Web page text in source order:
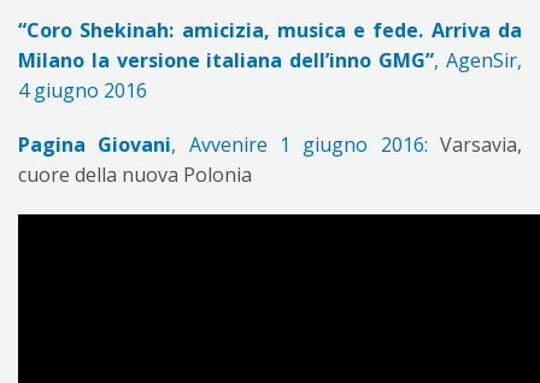
“Coro Shekinah: amicizia, musica e fede. Arriva da
Milano la versione italiana dell’inno GMG”, AgenSir,
4 giugno 2016
Pagina Giovani, Avvenire 1 giugno 2016: Varsavia,
cuore della nuova Polonia